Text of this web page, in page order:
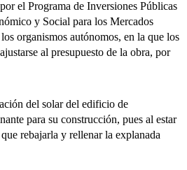
el Programa de Inversiones Públicas
y Social para los Mercados
organismos autónomos, en la que los
al presupuesto de la obra, por
del solar del edificio de
para su construcción, pues al estar
rebajarla y rellenar la explanada